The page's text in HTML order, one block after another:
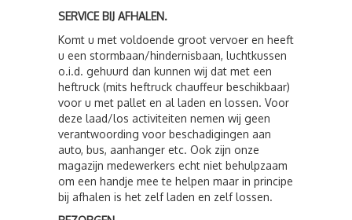
SERVICE BIJ AFHALEN.
Komt u met voldoende groot vervoer en heeft
u een stormbaan/hindernisbaan, luchtkussen
o.i.d. gehuurd dan kunnen wij dat met een
heftruck (mits heftruck chauffeur beschikbaar)
voor u met pallet en al laden en lossen. Voor
deze laad/los activiteiten nemen wij geen
verantwoording voor beschadigingen aan
auto, bus, aanhanger etc. Ook zijn onze
magazijn medewerkers echt niet behulpzaam
om een handje mee te helpen maar in principe
bij afhalen is het zelf laden en zelf lossen.